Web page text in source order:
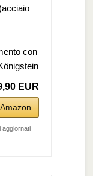
con
EUR
aggiornati